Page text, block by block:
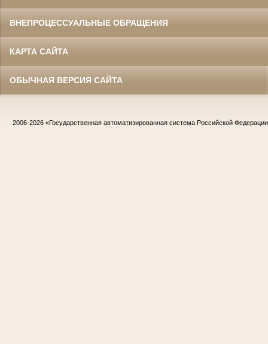
ВНЕПРОЦЕССУАЛЬНЫЕ ОБРАЩЕНИЯ
КАРТА САЙТА
ОБЫЧНАЯ ВЕРСИЯ САЙТА
2006-2026 «Государственная автоматизированная система Российской